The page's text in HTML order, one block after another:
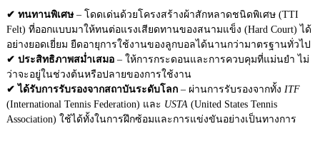
✔ ทนทานพิเศษ– โดดเด่นด้วยโครงสร้างผ้าสักหลาดชนิดพิเศษ (TTI
Felt) ที่ออกแบบมาให้ทนต่อแรงเสียดทานของสนามแข็ง (Hard Court) ได้
อย่างยอดเยี่ยม ยืดอายุการใช้งานของลูกบอลได้นานกว่ามาตรฐานทั่วไป
✔ ประสิทธิภาพสม่ำเสมอ – ให้การกระดอนและการควบคุมที่แม่นยำ ไม่
ว่าจะอยู่ในช่วงต้นหรือปลายของการใช้งาน
✔ ได้รับการรับรองจากสถาบันระดับโลก – ผ่านการรับรองจากทั้ง ITF
(International Tennis Federation) และ USTA (United States Tennis
Association) ใช้ได้ทั้งในการฝึกซ้อมและการแข่งขันอย่างเป็นทางการ